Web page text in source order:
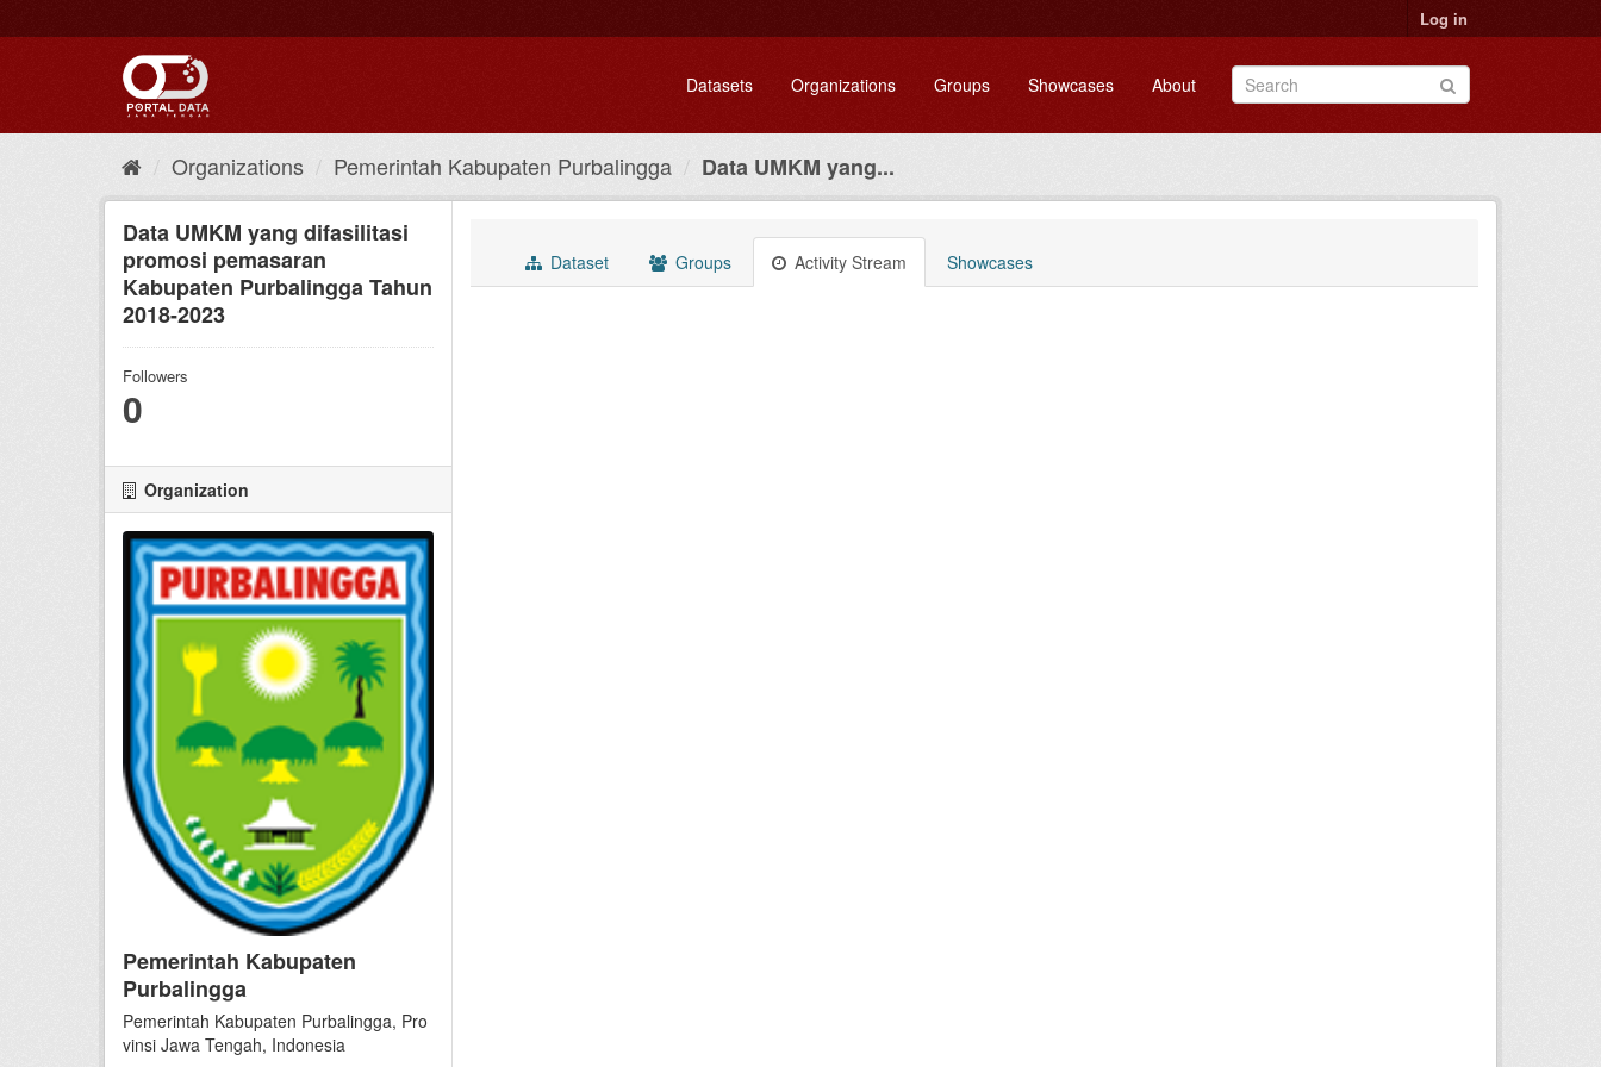
to
Log in
Datasets Organizations Groups Showcases About
Organizations Pemerintah Kabupaten Purbalingga Data UMKM yang...
Data UMKM yang difasilitasi
promosi pemasaran
Kabupaten Purbalingga Tahun
2018-2023
Followers
0
Organization
Pemerintah Kabupaten
Purbalingga
Pemerintah Kabupaten Purbalingga, Pro
vinsi Jawa Tengah, Indonesia
Dataset Groups Activity Stream Showcases